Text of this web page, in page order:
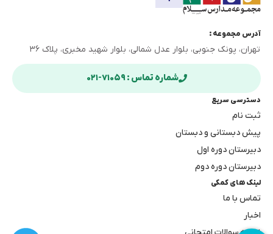
آدرس مجموعه :
تهران، پونک جنوبی، بلوار عدل شمالی، بلوار شهید مخبری، پلاک ۳۶
شماره تماس : ۷۱۰۵۹-۰۲۱
دسترسی سریع
ثبت نام
پیش دبستانی و دبستان
دبیرستان دوره اول
دبیرستان دوره دوم
لینک های کمکی
تماس با ما
اخبار